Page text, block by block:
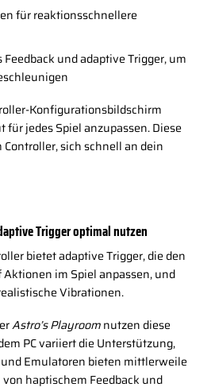
für reaktionsschnellere
und adaptive Trigger, um
Konfigurationsbildschirm
jedes Spiel anzupassen. Diese
sich schnell an dein
Trigger optimal nutzen
bietet adaptive Trigger, die den
im Spiel anpassen, und
Vibrationen.
Astro’s Playroomnutzen diese
PC variiert die Unterstützung,
Emulatoren bieten mittlerweile
haptischem Feedback und